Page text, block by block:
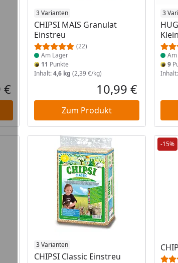
Aktueller Preis
€
3 Varianten
CHIPSI MAIS Granulat
Einstreu
(22)
Produkt am Lager
Am Lager
11 Punkte
Inhalt:4,6 kg (2,39 €/kg)
Aktueller
10,99 €
Zum Produkt
3
9
Inhalt:
3 Varianten
CHIPSI Classic Einstreu
Produkt am Lager
-15%